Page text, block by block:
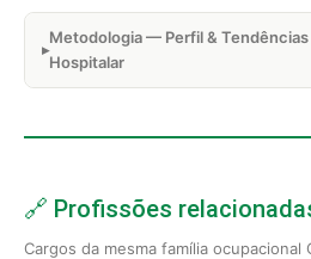
Metodologia — Perfil &
Hospitalar
🔗 Profissões
Cargos da mesma família ocupacional